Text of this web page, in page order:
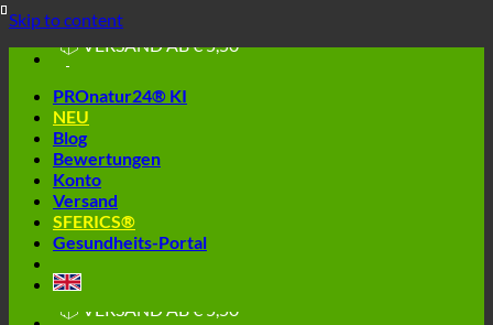
Skip to content
🔆 GESUND. NACHHALTIG.
📦 VERSAND AB € 5,50
🔖 KAUF AUF RECHNUNG
PROnatur24® KI
NEU
Blog
Bewertungen
Konto
Versand
SFERICS®
Gesundheits-Portal
🔆 GESUND. NACHHALTIG.
📦 VERSAND AB € 5,50